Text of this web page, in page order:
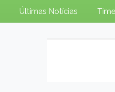
Últimas Notícias